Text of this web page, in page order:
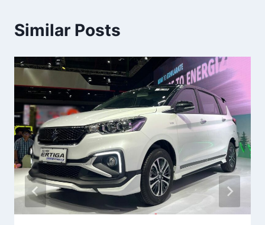
Similar Posts